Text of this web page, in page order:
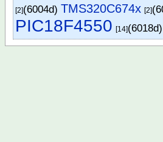
[2](6004d)TMS320C674x [2]
PIC18F4550 [14]